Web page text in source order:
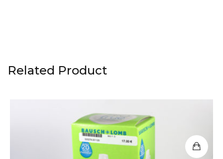
Related Product